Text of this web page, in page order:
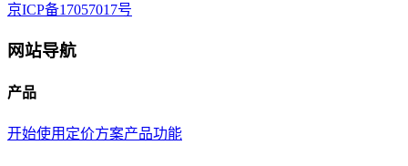
京ICP备17057017号
网站导航
产品
开始使用 定价方案产品功能